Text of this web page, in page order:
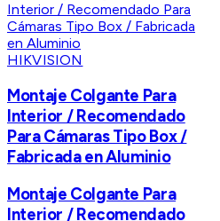
HIKVISION
Montaje Colgante Para
Interior / Recomendado
Para Cámaras Tipo Box /
Fabricada en Aluminio
Montaje Colgante Para
Interior / Recomendado